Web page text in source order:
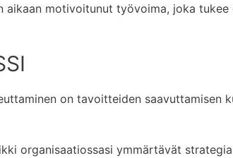
aikaan motivoitunut työvoima, joka tukee
on tavoitteiden saavuttamisen
organisaatiossasi ymmärtävät